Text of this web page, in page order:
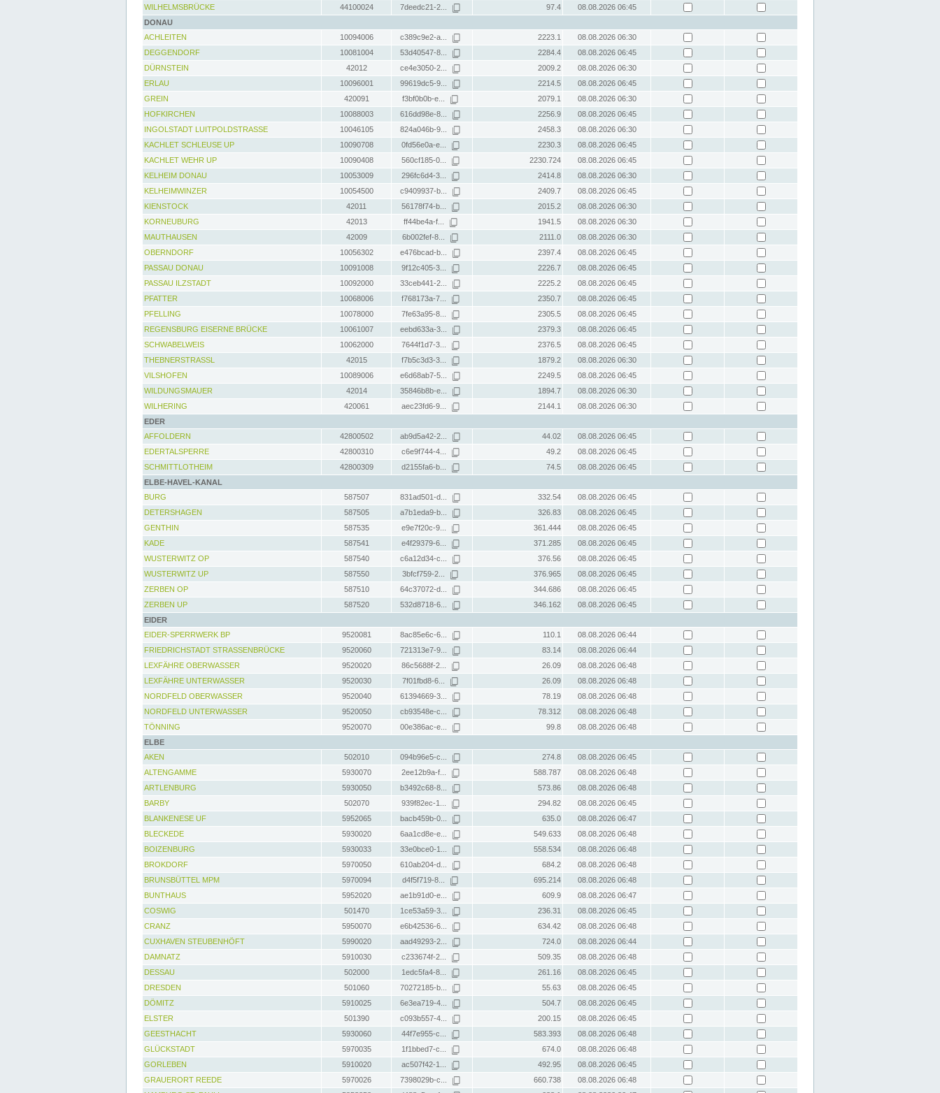
WILHELMSBRÜCKE
44100024 7deedc21-2... 97.4
08.08.2026 06:45
DONAU
ACHLEITEN
10094006 c389c9e2-a... 2223.1
08.08.2026 06:30
DEGGENDORF
10081004 53d40547-8... 2284.4
08.08.2026 06:45
DÜRNSTEIN
42012 ce4e3050-2... 2009.2
08.08.2026 06:30
ERLAU
10096001 99619dc5-9... 2214.5
08.08.2026 06:45
GREIN
420091 f3bf0b0b-e... 2079.1
08.08.2026 06:30
HOFKIRCHEN
10088003 616dd98e-8... 2256.9
08.08.2026 06:45
INGOLSTADT LUITPOLDSTRASSE
10046105 824a046b-9... 2458.3
08.08.2026 06:30
KACHLET SCHLEUSE UP
10090708 0fd56e0a-e... 2230.3
08.08.2026 06:45
KACHLET WEHR UP
10090408 560cf185-0... 2230.724
08.08.2026 06:45
KELHEIM DONAU
10053009 296fc6d4-3... 2414.8
08.08.2026 06:30
KELHEIMWINZER
10054500 c9409937-b... 2409.7
08.08.2026 06:45
KIENSTOCK
42011 56178f74-b... 2015.2
08.08.2026 06:30
KORNEUBURG
42013 ff44be4a-f... 1941.5
08.08.2026 06:30
MAUTHAUSEN
42009 6b002fef-8... 2111.0
08.08.2026 06:30
OBERNDORF
10056302 e476bcad-b... 2397.4
08.08.2026 06:45
PASSAU DONAU
10091008 9f12c405-3... 2226.7
08.08.2026 06:45
PASSAU ILZSTADT
10092000 33ceb441-2... 2225.2
08.08.2026 06:45
PFATTER
10068006 f768173a-7... 2350.7
08.08.2026 06:45
PFELLING
10078000 7fe63a95-8... 2305.5
08.08.2026 06:45
REGENSBURG EISERNE BRÜCKE
10061007 eebd633a-3... 2379.3
08.08.2026 06:45
SCHWABELWEIS
10062000 7644f1d7-3... 2376.5
08.08.2026 06:45
THEBNERSTRASSL
42015 f7b5c3d3-3... 1879.2
08.08.2026 06:30
VILSHOFEN
10089006 e6d68ab7-5... 2249.5
08.08.2026 06:45
WILDUNGSMAUER
42014 35846b8b-e... 1894.7
08.08.2026 06:30
WILHERING
420061 aec23fd6-9... 2144.1
08.08.2026 06:30
EDER
AFFOLDERN
42800502 ab9d5a42-2... 44.02
08.08.2026 06:45
EDERTALSPERRE
42800310 c6e9f744-4... 49.2
08.08.2026 06:45
SCHMITTLOTHEIM
42800309 d2155fa6-b... 74.5
08.08.2026 06:45
ELBE-HAVEL-KANAL
BURG
587507 831ad501-d... 332.54
08.08.2026 06:45
DETERSHAGEN
587505 a7b1eda9-b... 326.83
08.08.2026 06:45
GENTHIN
587535 e9e7f20c-9... 361.444
08.08.2026 06:45
KADE
587541 e4f29379-6... 371.285
08.08.2026 06:45
WUSTERWITZ OP
587540 c6a12d34-c... 376.56
08.08.2026 06:45
WUSTERWITZ UP
587550 3bfcf759-2... 376.965
08.08.2026 06:45
ZERBEN OP
587510 64c37072-d... 344.686
08.08.2026 06:45
ZERBEN UP
587520 532d8718-6... 346.162
08.08.2026 06:45
EIDER
EIDER-SPERRWERK BP
9520081 8ac85e6c-6... 110.1
08.08.2026 06:44
FRIEDRICHSTADT STRASSENBRÜCKE
9520060 721313e7-9... 83.14
08.08.2026 06:44
LEXFÄHRE OBERWASSER
9520020 86c5688f-2... 26.09
08.08.2026 06:48
LEXFÄHRE UNTERWASSER
9520030 7f01fbd8-6... 26.09
08.08.2026 06:48
NORDFELD OBERWASSER
9520040 61394669-3... 78.19
08.08.2026 06:48
NORDFELD UNTERWASSER
9520050 cb93548e-c... 78.312
08.08.2026 06:48
TÖNNING
9520070 00e386ac-e... 99.8
08.08.2026 06:48
ELBE
AKEN
502010 094b96e5-c... 274.8
08.08.2026 06:45
ALTENGAMME
5930070 2ee12b9a-f... 588.787
08.08.2026 06:48
ARTLENBURG
5930050 b3492c68-8... 573.86
08.08.2026 06:48
BARBY
502070 939f82ec-1... 294.82
08.08.2026 06:45
BLANKENESE UF
5952065 bacb459b-0... 635.0
08.08.2026 06:47
BLECKEDE
5930020 6aa1cd8e-e... 549.633
08.08.2026 06:48
BOIZENBURG
5930033 33e0bce0-1... 558.534
08.08.2026 06:48
BROKDORF
5970050 610ab204-d... 684.2
08.08.2026 06:48
BRUNSBÜTTEL MPM
5970094 d4f5f719-8... 695.214
08.08.2026 06:48
BUNTHAUS
5952020 ae1b91d0-e... 609.9
08.08.2026 06:47
COSWIG
501470 1ce53a59-3... 236.31
08.08.2026 06:45
CRANZ
5950070 e6b42536-6... 634.42
08.08.2026 06:48
CUXHAVEN STEUBENHÖFT
5990020 aad49293-2... 724.0
08.08.2026 06:44
DAMNATZ
5910030 c233674f-2... 509.35
08.08.2026 06:48
DESSAU
502000 1edc5fa4-8... 261.16
08.08.2026 06:45
DRESDEN
501060 70272185-b... 55.63
08.08.2026 06:45
DÖMITZ
5910025 6e3ea719-4... 504.7
08.08.2026 06:45
ELSTER
501390 c093b557-4... 200.15
08.08.2026 06:45
GEESTHACHT
5930060 44f7e955-c... 583.393
08.08.2026 06:48
GLÜCKSTADT
5970035 1f1bbed7-c... 674.0
08.08.2026 06:48
GORLEBEN
5910020 ac507f42-1... 492.95
08.08.2026 06:45
GRAUERORT REEDE
5970026 7398029b-c... 660.738
08.08.2026 06:48